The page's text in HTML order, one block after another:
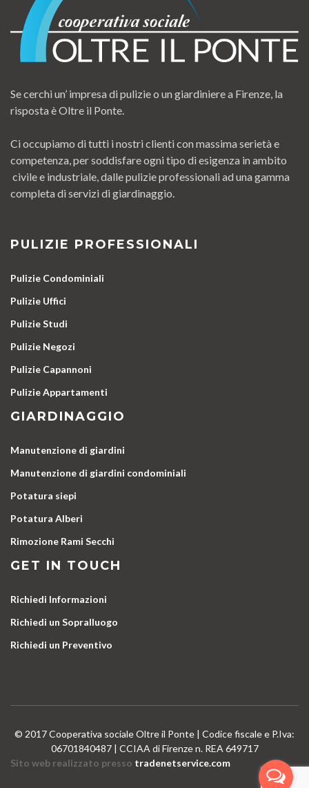
Se cerchi un’ impresa di pulizie o un giardiniere a Firenze, la
risposta è Oltre il Ponte.
Ci occupiamo di tutti i nostri clienti con massima serietà e
competenza, per soddisfare ogni tipo di esigenza in ambito
civile e industriale, dalle pulizie professionali ad una gamma
completa di servizi di giardinaggio.
PULIZIE PROFESSIONALI
Pulizie Condominiali
Pulizie Uffici
Pulizie Studi
Pulizie Negozi
Pulizie Capannoni
Pulizie Appartamenti
GIARDINAGGIO
Manutenzione di giardini
Manutenzione di giardini condominiali
Potatura siepi
Potatura Alberi
Rimozione Rami Secchi
GET IN TOUCH
Richiedi Informazioni
Richiedi un Sopralluogo
Richiedi un Preventivo
© 2017 Cooperativa sociale Oltre il Ponte | Codice fiscale e P.Iva:
06701840487 | CCIAA di Firenze n. REA 649717
Sito web realizzato presso tradenetservice.com